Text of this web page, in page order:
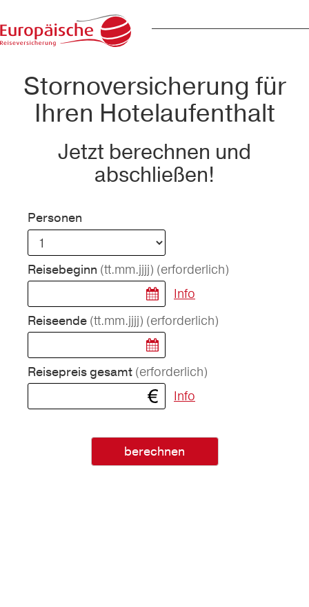
Stornoversicherung für
Ihren Hotelaufenthalt
Jetzt berechnen und
abschließen!
Personen
Reisebeginn (tt.mm.jjjj) (erforderlich)
Info
Reiseende (tt.mm.jjjj) (erforderlich)
Reisepreis gesamt (erforderlich)
Info
berechnen